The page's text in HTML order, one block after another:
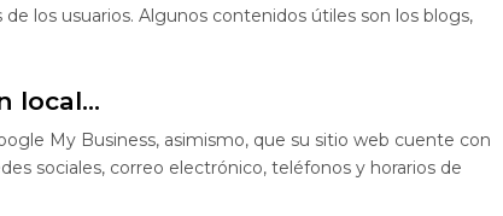
los usuarios. Algunos contenidos útiles son los blogs,
local…
My Business, asimismo, que su sitio web cuente con
sociales, correo electrónico, teléfonos y horarios de